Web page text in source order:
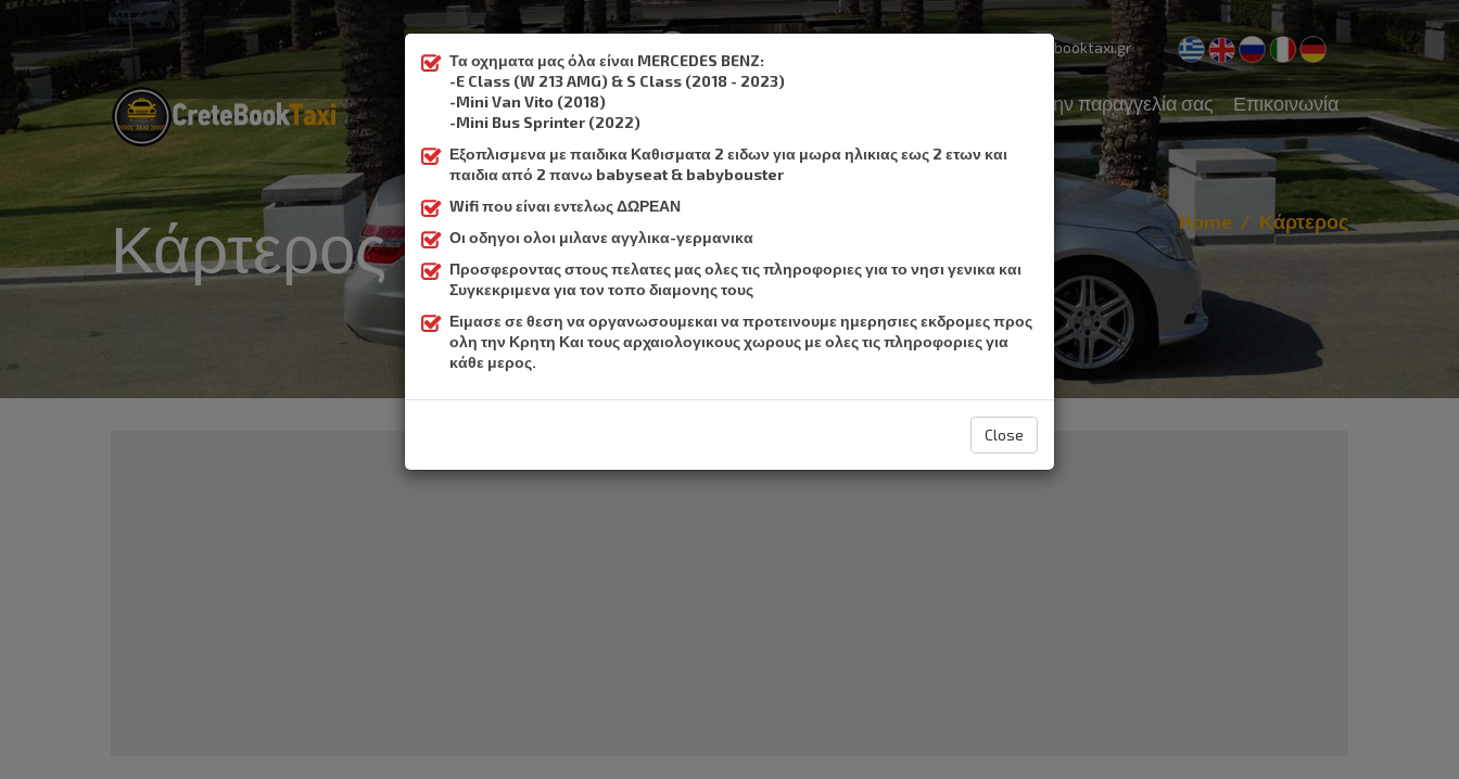
Τα οχηματα μας όλα είναι MERCEDES BENZ:
-E Class (W 213 AMG) & S Class (2018 - 2023)
-Mini Van Vito (2018)
-Mini Bus Sprinter (2022)
Εξοπλισμενα με παιδικα Καθισματα 2 ειδων για μωρα ηλικιας εως 2 ετων και
παιδια από 2 πανω babyseat & babybouster
Wifi που είναι εντελως ΔΩΡΕΑΝ
Οι οδηγοι ολοι μιλανε αγγλικα-γερμανικα
Προσφεροντας στους πελατες μας ολες τις πληροφοριες για το νησι γενικα και
Συγκεκριμενα για τον τοπο διαμονης τους
Ειμασε σε θεση να οργανωσουμεκαι να προτεινουμε ημερησιες εκδρομες προς
ολη την Κρητη Και τους αρχαιολογικους χωρους με ολες τις πληροφοριες για
κάθε μερος.
Close
support@cretebooktaxi.gr
Κράτηση Ταξί Δείτε την παραγγελία σας Επικοινωνία
Κάρτερος Home Κάρτερος